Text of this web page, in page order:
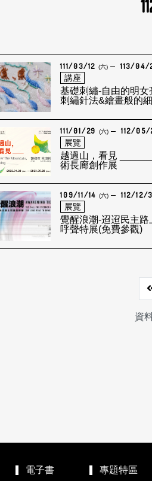
111/03/12 (六) 113/04/
講座
基礎刺繡-自由的明女
刺繡針法&繪畫般的
111/01/29 (六) 112/05/
展覽
越過山，看見
術長廊創作展
109/11/14 (六) 112/12/
展覽
覺醒浪潮-迢迢民主路
呼聲特展(免費參觀)
資
電子書 專題特區